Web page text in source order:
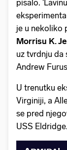
pisalo.
je u nekoliko
Morrisu K.
uz tvrdnju da
Andrew
U trenutku
Virginiji, a
se pred
USS Eldridge.